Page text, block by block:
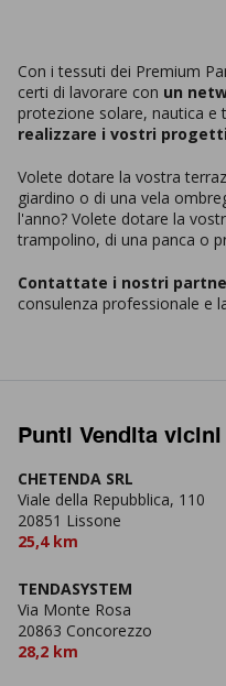
Con i tessuti dei Premium
certi di lavorare con un
protezione solare, nautica e
realizzare i vostri
Volete dotare la vostra
giardino o di una vela
l'anno? Volete dotare la
trampolino, di una panca o
Contattate i nostri
consulenza professionale e
Punti Vendita vicini
CHETENDA SRL
Viale della Repubblica, 110
20851 Lissone
25,4 km
TENDASYSTEM
Via Monte Rosa
20863 Concorezzo
28,2 km